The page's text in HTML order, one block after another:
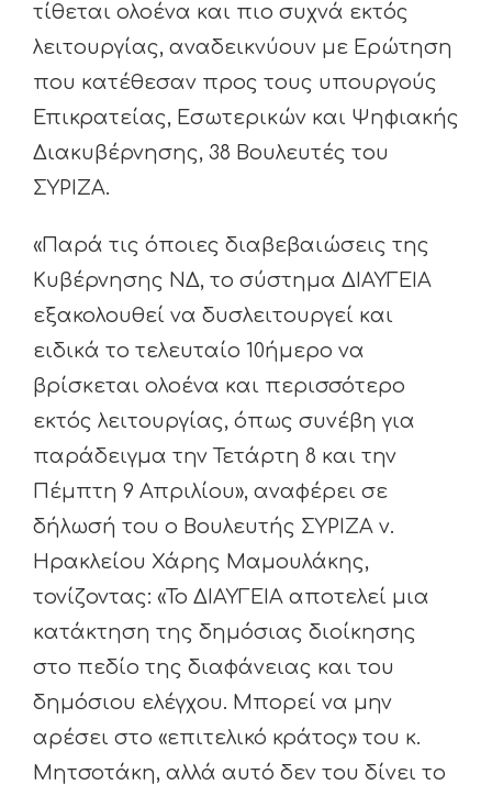
τίθεται ολοένα και πιο συχνά εκτός
λειτουργίας, αναδεικνύουν με Ερώτηση
που κατέθεσαν προς τους υπουργούς
Επικρατείας, Εσωτερικών και Ψηφιακής
Διακυβέρνησης, 38 Βουλευτές του
ΣΥΡΙΖΑ.
«Παρά τις όποιες διαβεβαιώσεις της
Κυβέρνησης ΝΔ, το σύστημα ΔΙΑΥΓΕΙΑ
εξακολουθεί να δυσλειτουργεί και
ειδικά το τελευταίο 10ήμερο να
βρίσκεται ολοένα και περισσότερο
εκτός λειτουργίας, όπως συνέβη για
παράδειγμα την Τετάρτη 8 και την
Πέμπτη 9 Απριλίου», αναφέρει σε
δήλωσή του ο Βουλευτής ΣΥΡΙΖΑ ν.
Ηρακλείου Χάρης Μαμουλάκης,
τονίζοντας: «Το ΔΙΑΥΓΕΙΑ αποτελεί μια
κατάκτηση της δημόσιας διοίκησης
στο πεδίο της διαφάνειας και του
δημόσιου ελέγχου. Μπορεί να μην
αρέσει στο «επιτελικό κράτος» του κ.
Μητσοτάκη, αλλά αυτό δεν του δίνει το